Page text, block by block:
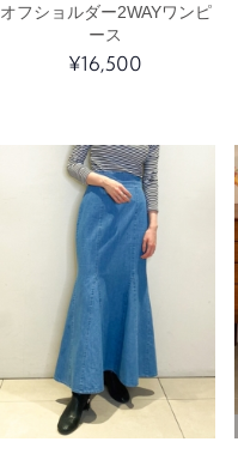
オフショルダー2WAYワンピ
ース
¥16,500